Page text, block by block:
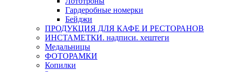
Гардеробные номерки
Бейджи
ПРОДУКЦИЯ ДЛЯ КАФЕ И РЕСТОРАНОВ
ИНСТАМЕТКИ. надписи. хештеги
Медальницы
ФОТОРАМКИ
Копилки